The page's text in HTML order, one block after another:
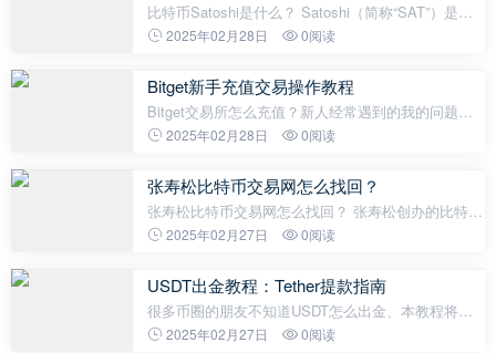
比特币Satoshi是什么？ Satoshi（简称“SAT”）是比
特币的最小单位。1个比特币（BTC）可以划分为1亿
BTC。这个单位的命名是为了纪念比特币
2025年02月28日 0阅读
Bitget新手充值交易操作教程
Bitget交易所怎么充值？新人经常遇到的我的问题，
本教程将指导您如何在Bitget交易所进行充值操作。
准备好您的数字货币钱
2025年02月28日 0阅读
张寿松比特币交易网怎么找回？
张寿松比特币交易网怎么找回？ 张寿松创办的比特币
交易网已经停止运营，因此无法直接找回或访问该平
题：首先，联系平台客服或官方渠道，
2025年02月27日 0阅读
USDT出金教程：Tether提款指南
很多币圈的朋友不知道USDT怎么出金、本教程将会
教会你如何USDT出金，这个可是很重要的一步，不
2025年02月27日 0阅读